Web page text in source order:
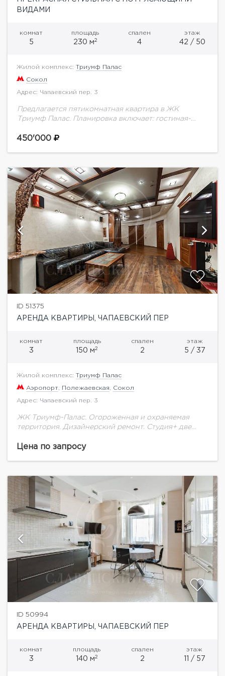
ВИДАМИ
комнат
5
площадь
230 м2
спален
4
этаж
42 / 50
Жилой комплекс: Триумф Палас
Сокол
Адрес: Чапаевский пер. 3
Предлагается пятикомнатная квартира в ЖК
Триумф Палас. Планировка включает: гостиная-
постирочная и гардеробная комнаты.В стоимость
450'000
ID 51375
АРЕНДА КВАРТИРЫ, ЧАПАЕВСКИЙ ПЕР
комнат
3
площадь
150 м2
спален
2
этаж
5 / 37
Жилой комплекс: Триумф Палас
Аэропорт Полежаевская Сокол
Адрес: Чапаевский пер. 3
ЖК Триумф-Палас. Огороженная и охраняемая
территория. Дизайнерский ремонт. Студия+ две
комната. Постирочная комната. Подземный и
Цена по запросу
ID 50994
АРЕНДА КВАРТИРЫ, ЧАПАЕВСКИЙ ПЕР
комнат
3
площадь
140 м2
спален
2
этаж
11 / 57